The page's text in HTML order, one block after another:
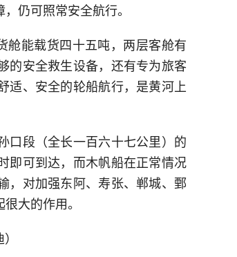
仍可照常安全航行。
舱能载货四十五吨，两层客舱有
的安全救生设备，还有专为旅客
适、安全的轮船航行，是黄河上
口段（全长一百六十七公里）的
即可到达，而木帆船在正常情况
，对加强东阿、寿张、郸城、鄄
大的作用。